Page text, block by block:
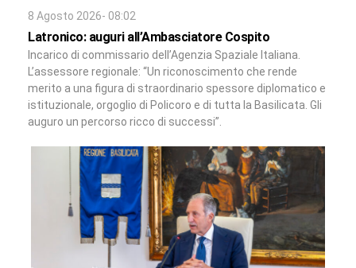
8 Agosto 2026- 08:02
Latronico: auguri all’Ambasciatore Cospito
Incarico di commissario dell’Agenzia Spaziale Italiana.
L’assessore regionale: “Un riconoscimento che rende
merito a una figura di straordinario spessore diplomatico e
istituzionale, orgoglio di Policoro e di tutta la Basilicata. Gli
auguro un percorso ricco di successi”.